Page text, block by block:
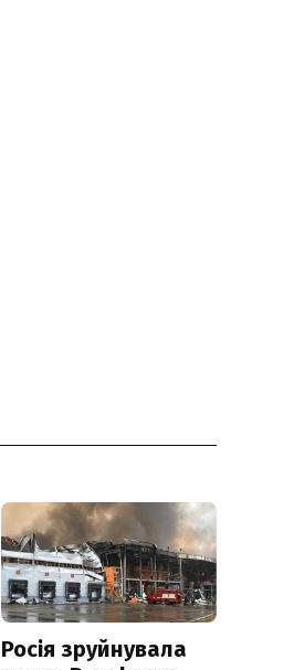
Росія зруйнувала